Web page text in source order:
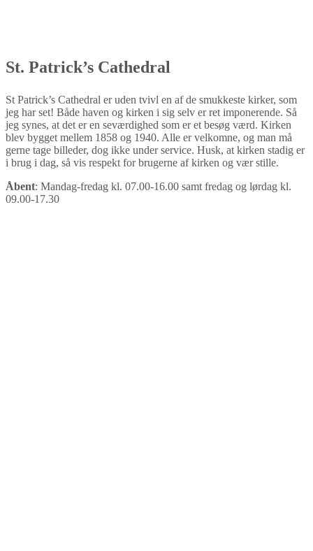
St. Patrick’s Cathedral
St Patrick’s Cathedral er uden tvivl en af de smukkeste kirker, som
jeg har set! Både haven og kirken i sig selv er ret imponerende. Så
jeg synes, at det er en seværdighed som er et besøg værd. Kirken
blev bygget mellem 1858 og 1940. Alle er velkomne, og man må
gerne tage billeder, dog ikke under service. Husk, at kirken stadig er
i brug i dag, så vis respekt for brugerne af kirken og vær stille.
Åbent: Mandag-fredag kl. 07.00-16.00 samt fredag og lørdag kl.
09.00-17.30